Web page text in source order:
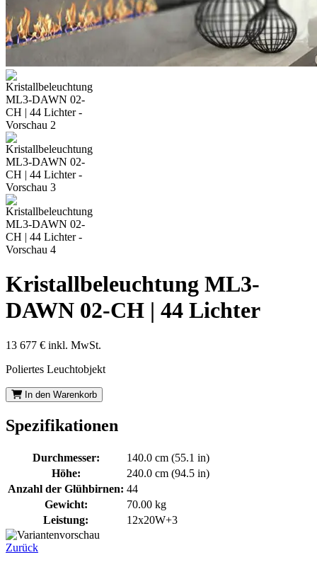
Kristallbeleuchtung ML3-
DAWN 02-CH | 44 Lichter
13 677 € inkl. MwSt.
Poliertes Leuchtobjekt
In den Warenkorb
Spezifikationen
Durchmesser:
140.0 cm (55.1 in)
Höhe:
240.0 cm (94.5 in)
Anzahl der Glühbirnen: 44
Gewicht:
70.00 kg
Leistung:
12x20W+3
Zurück